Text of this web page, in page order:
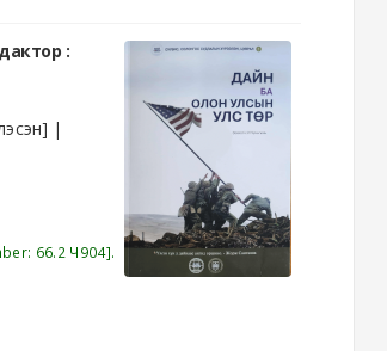
:
66.2 Ч904 .